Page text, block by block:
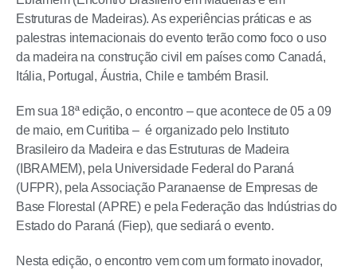
Estruturas de Madeiras). As experiências práticas e as
palestras internacionais do evento terão como foco o uso
da madeira na construção civil em países como Canadá,
Itália, Portugal, Áustria, Chile e também Brasil.
Em sua 18ª edição, o encontro – que acontece de 05 a 09
de maio, em Curitiba – é organizado pelo Instituto
Brasileiro da Madeira e das Estruturas de Madeira
(IBRAMEM), pela Universidade Federal do Paraná
(UFPR), pela Associação Paranaense de Empresas de
Base Florestal (APRE) e pela Federação das Indústrias do
Estado do Paraná (Fiep), que sediará o evento.
Nesta edição, o encontro vem com um formato inovador,